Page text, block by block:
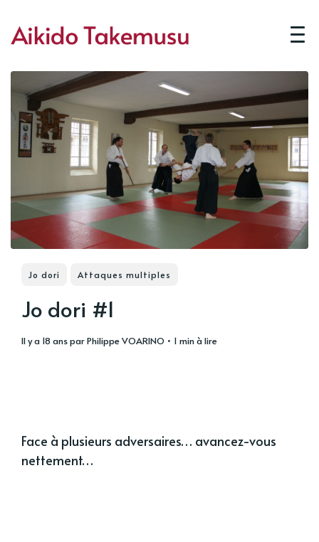
Jo dori Attaques multiples
Jo dori #1
il y a 18 ansparPhilippe VOARINO • 1 min à lire
Face à plusieurs adversaires… avancez-vous
nettement…